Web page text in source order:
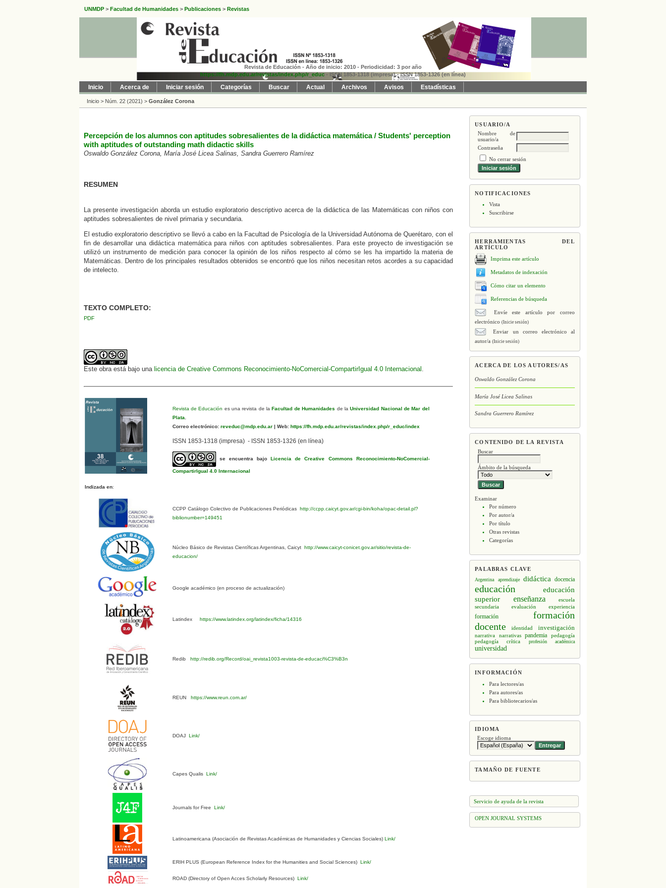
UNMDP > Facultad de Humanidades > Publicaciones > Revistas
Revista de Educación - Año de inicio: 2010 - Periodicidad: 3 por año
https://fh.mdp.edu.ar/revistas/index.php/r_educ - ISSN 1853-1318 (impresa) - ISSN 1853-1326 (en línea)
USUARIO/A
Nombre de
usuario/a
Contraseña
No cerrar sesión
NOTIFICACIONES
Vista
Suscribirse
HERRAMIENTAS DEL
ARTÍCULO
Imprima este artículo
Metadatos de indexación
Cómo citar un elemento
Referencias de búsqueda
Envíe este artículo por correo
electrónico(Inicie sesión)
Enviar un correo electrónico al
autor/a(Inicie sesión)
ACERCA DE LOS AUTORES/AS
Oswaldo González Corona
María José Licea Salinas
Sandra Guerrero Ramírez
CONTENIDO DE LA REVISTA
Buscar
Ámbito de la búsqueda
Examinar
Por número
Por autor/a
Por título
Otras revistas
Categorías
PALABRAS CLAVE
Argentina aprendizaje didáctica docencia
educación
educación
superior
enseñanza
escuela
secundaria
evaluación
experiencia
formación
formación
docente
identidad investigación
narrativa narrativas pandemia
pedagogía
pedagogía crítica
profesión académica
universidad
INFORMACIÓN
Para lectores/as
Para autores/as
Para bibliotecarios/as
IDIOMA
Escoge idioma
TAMAÑO DE FUENTE
Servicio de ayuda de la revista
OPEN JOURNAL SYSTEMS
Inicio Acerca de Iniciar sesión Categorías Buscar Actual Archivos Avisos Estadísticas
Inicio > Núm. 22 (2021) > González Corona
Percepción de los alumnos con aptitudes sobresalientes de la didáctica matemática / Students' perception
with aptitudes of outstanding math didactic skills
Oswaldo González Corona, María José Licea Salinas, Sandra Guerrero Ramírez
RESUMEN
La presente investigación aborda un estudio exploratorio descriptivo acerca de la didáctica de las Matemáticas con niños con
aptitudes sobresalientes de nivel primaria y secundaria.
El estudio exploratorio descriptivo se llevó a cabo en la Facultad de Psicología de la Universidad Autónoma de Querétaro, con el
fin de desarrollar una didáctica matemática para niños con aptitudes sobresalientes. Para este proyecto de investigación se
utilizó un instrumento de medición para conocer la opinión de los niños respecto al cómo se les ha impartido la materia de
Matemáticas. Dentro de los principales resultados obtenidos se encontró que los niños necesitan retos acordes a su capacidad
de intelecto.
TEXTO COMPLETO:
PDF
Este obra está bajo una licencia de Creative Commons Reconocimiento-NoComercial-CompartirIgual 4.0 Internacional .
Revista de Educación es una revista de la Facultad de Humanidades de la Universidad Nacional de Mar del
Plata.
Correo electrónico:reveduc@mdp.edu.ar| Web:https://fh.mdp.edu.ar/revistas/index.php/r_educ/index
ISSN 1853-1318 (impresa) - ISSN 1853-1326 (en línea)
se encuentra bajoLicencia de Creative Commons Reconocimiento-NoComercial-
CompartirIgual 4.0 Internacional
Indizada en:
CCPP Catálogo Colectivo de Publicaciones Periódicas http://ccpp.caicyt.gov.ar/cgi-bin/koha/opac-detail.pl?
biblionumber=149451
Núcleo Básico de Revistas Científicas Argentinas, Caicyt http://www.caicyt-conicet.gov.ar/sitio/revista-de-
educacion/
Google académico (en proceso de actualización)
Latindex https://www.latindex.org/latindex/ficha/14316
Redib http://redib.org/Record/oai_revista1003-revista-de-educaci%C3%B3n
REUN https://www.reun.com.ar/
DOAJ Link/
Capes Qualis Link/
Journals for Free Link/
Latinoamericana (Asociación de Revistas Académicas de Humanidades y Ciencias Sociales)Link/
ERIH PLUS (European Reference Index for the Humanities and Social Sciences) Link/
ROAD (Directory of Open Acces Scholarly Resources) Link/